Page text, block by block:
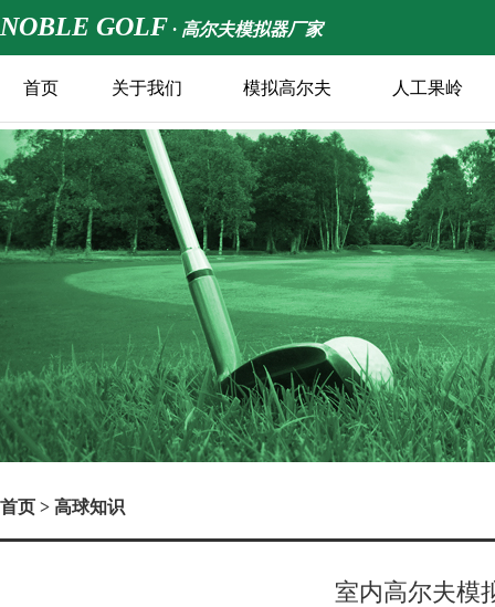
NOBLE GOLF · 高尔夫模拟器厂家
首页 关于我们 模拟高尔夫 人工果岭
首页 > 高球知识
室内高尔夫模